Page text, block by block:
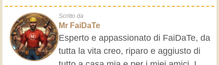
Scritto da
Mr FaiDaTe
Esperto e appassionato di FaiDaTe, da
tutta la vita creo, riparo e aggiusto di